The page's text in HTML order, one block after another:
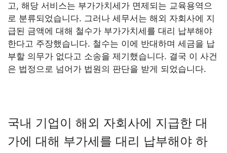
고, 해당 서비스는 부가가치세가 면제되는 교육용역으
로 분류되었습니다. 그러나 세무서는 해외 자회사에 지
급된 금액에 대해 철수가 부가가치세를 대리 납부해야
한다고 주장했습니다. 철수는 이에 반대하며 세금을 납
부할 의무가 없다고 소송을 제기했습니다. 결국 이 사건
은 법정으로 넘어가 법원의 판단을 받게 되었습니다.
국내 기업이 해외 자회사에 지급한 대
가에 대해 부가세를 대리 납부해야 하